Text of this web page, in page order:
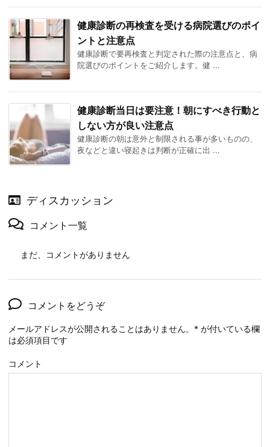
健康診断の再検査を受ける病院選びのポイ
ントと注意点
健康診断で要再検査と判定された際の注意点と、病
院選びのポイントをご紹介します。健 ...
健康診断当日は要注意！朝にすべき行動と
しない方が良い注意点
健康診断の朝は意外と制限される事が多いものの、
夜などと違い寝起きは判断が正確に出 ...
ディスカッション
コメント一覧
まだ、コメントがありません
コメントをどうぞ
メールアドレスが公開されることはありません。 * が付いている欄
は必須項目です
コメント